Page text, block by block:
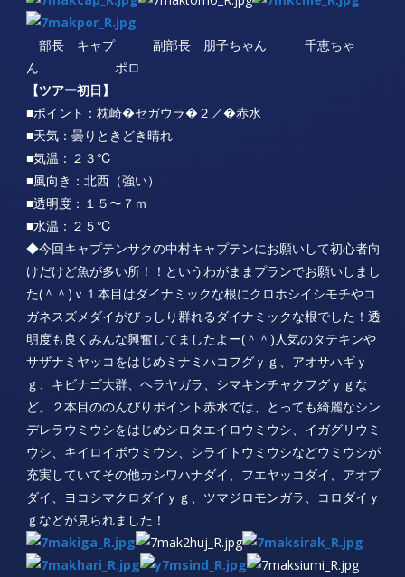
部長 キャプ 副部長 朋子ちゃん 千恵ちゃ
ん ポロ
【ツアー初日】
■ポイント：枕崎�セガウラ�２／�赤水
■天気：曇りときどき晴れ
■気温：２３℃
■風向き：北西（強い）
■透明度：１５〜７ｍ
■水温：２５℃
◆今回キャプテンサクの中村キャプテンにお願いして初心者向
けだけど魚が多い所！！というわがままプランでお願いしまし
た(＾＾)ｖ１本目はダイナミックな根にクロホシイシモチやコ
ガネスズメダイがびっしり群れるダイナミックな根でした！透
明度も良くみんな興奮してましたよー(＾＾)人気のタテキンや
サザナミヤッコをはじめミナミハコフグｙｇ、アオサハギｙ
ｇ、キビナゴ大群、ヘラヤガラ、シマキンチャクフグｙｇな
ど。２本目ののんびりポイント赤水では、とっても綺麗なシン
デレラウミウシをはじめシロタエイロウミウシ、イガグリウミ
ウシ、キイロイボウミウシ、シライトウミウシなどウミウシが
充実していてその他カシワハナダイ、フエヤッコダイ、アオブ
ダイ、ヨコシマクロダイｙｇ、ツマジロモンガラ、コロダイｙ
ｇなどが見られました！